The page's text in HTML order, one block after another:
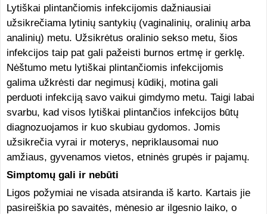
Lytiškai plintančiomis infekcijomis dažniausiai
užsikrečiama lytinių santykių (vaginalinių, oralinių arba
analinių) metu. Užsikrėtus oralinio sekso metu, šios
infekcijos taip pat gali pažeisti burnos ertmę ir gerklę.
Nėštumo metu lytiškai plintančiomis infekcijomis
galima užkrėsti dar negimusį kūdikį, motina gali
perduoti infekciją savo vaikui gimdymo metu. Taigi labai
svarbu, kad visos lytiškai plintančios infekcijos būtų
diagnozuojamos ir kuo skubiau gydomos. Jomis
užsikrečia vyrai ir moterys, nepriklausomai nuo
amžiaus, gyvenamos vietos, etninės grupės ir pajamų.
Simptomų gali ir nebūti
Ligos požymiai ne visada atsiranda iš karto. Kartais jie
pasireiškia po savaitės, mėnesio ar ilgesnio laiko, o